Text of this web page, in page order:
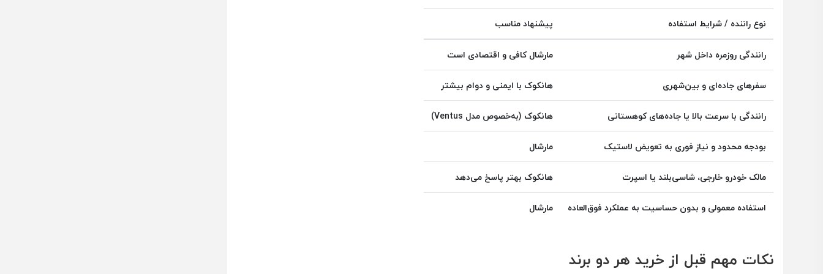
نوع راننده / شرایط استفاده پیشنهاد مناسب
رانندگی روزمره داخل شهر
مارشال کافی و اقتصادی است
سفرهای جاده‌ای و بین‌شهری
هانکوک با ایمنی و دوام بیشتر
رانندگی با سرعت بالا یا جاده‌های کوهستانی
هانکوک (به‌خصوص مدل Ventus)
بودجه محدود و نیاز فوری به تعویض لاستیک
مارشال
مالک خودرو خارجی، شاسی‌بلند یا اسپرت
هانکوک بهتر پاسخ می‌دهد
استفاده معمولی و بدون حساسیت به عملکرد فوق‌العاده
مارشال
نکات مهم قبل از خرید هر دو برند